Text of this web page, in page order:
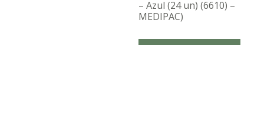
– Azul (24 un) (6610) –
MEDIPAC)